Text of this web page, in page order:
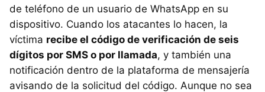
de teléfono de un usuario de WhatsApp en su
dispositivo. Cuando los atacantes lo hacen, la
víctima recibe el código de verificación de seis
dígitos por SMS o por llamada, y también una
notificación dentro de la plataforma de mensajería
avisando de la solicitud del código. Aunque no sea